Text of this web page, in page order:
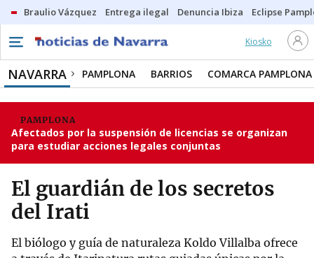
Braulio Vázquez Entrega ilegal Denuncia Ibiza Eclipse
Kiosko
NAVARRA PAMPLONA BARRIOS COMARCA PAMPLONA
PAMPLONA
Afectados por la suspensión de licencias se organizan
para estudiar acciones legales conjuntas
El guardián de los secretos
del Irati
El biólogo y guía de naturaleza Koldo Villalba ofrece